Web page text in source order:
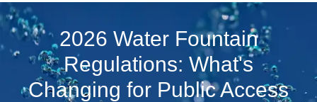
2026 Water Fountain
Regulations: What's
Changing for Public Access